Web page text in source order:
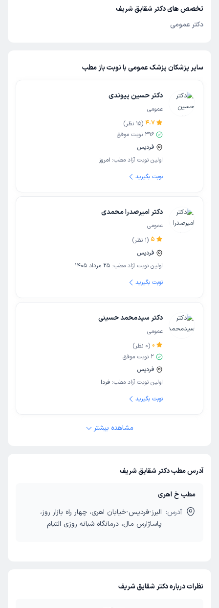
تخصص های دکتر شقایق شریف
دکتر عمومی
سایر پزشکان پزشک عمومی با نوبت باز مطب
دکتر حسین پیوندی
عمومی
4.7
(
15 نظر)
396 نوبت موفق
فردیس
اولین نوبت آزاد مطب: امروز
نوبت بگیرید
دکتر امیرصدرا محمدی
عمومی
5
(
1 نظر)
فردیس
اولین نوبت آزاد مطب: 25 مرداد 1405
نوبت بگیرید
دکتر سیدمحمد حسینی
عمومی
0
(
0 نظر)
2 نوبت موفق
فردیس
اولین نوبت آزاد مطب: فردا
نوبت بگیرید
مشاهده بیشتر
آدرس مطب دکتر شقایق شریف
مطب خ اهری
آدرس: البرز-فردیس-خیابان اهری، چهار راه بازار روز،
پاساژارس مال، درمانگاه شبانه روزی التیام
نظرات درباره دکتر شقایق شریف